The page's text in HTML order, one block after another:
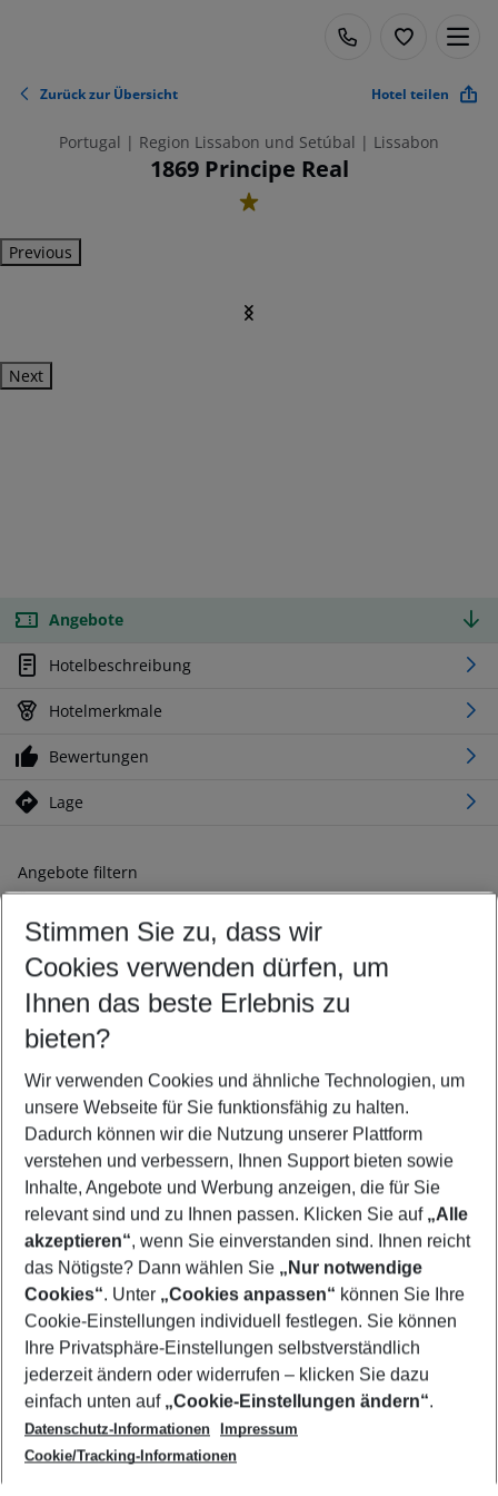
Zurück zur Übersicht Hotel teilen
Portugal | Region Lissabon und Setúbal | Lissabon
1869 Principe Real
1
Previous
Next
Angebote
Hotelbeschreibung
Hotelmerkmale
Bewertungen
Lage
Angebote filtern
Ändern Sie Ihre Kriterien nach Ihren Wünschen
Abflughafen wählen
Beliebiger Abflughafen
Reisezeitraum wählen
08.08.26– 06.08.27 5-8 Nächte
2 Erwachsene Keine Kinder
Mehr Filter anzeigen
Footer
Footer navigation
Über uns
AGB
Cookie-Einstellungen ändern
Cookie-Richtlinie
Datenschutz
Service & Hilfe
Barrierefreies Reisen
Check-in
Folgen Sie uns
Stimmen Sie zu, dass wir
Cookies verwenden dürfen, um
Ihnen das beste Erlebnis zu
bieten?
Wir verwenden Cookies und ähnliche Technologien, um
unsere Webseite für Sie funktionsfähig zu halten.
Dadurch können wir die Nutzung unserer Plattform
verstehen und verbessern, Ihnen Support bieten sowie
Inhalte, Angebote und Werbung anzeigen, die für Sie
relevant sind und zu Ihnen passen. Klicken Sie auf „Alle
akzeptieren“, wenn Sie einverstanden sind. Ihnen reicht
das Nötigste? Dann wählen Sie „Nur notwendige
Cookies“. Unter „Cookies anpassen“ können Sie Ihre
Cookie-Einstellungen individuell festlegen. Sie können
Ihre Privatsphäre-Einstellungen selbstverständlich
jederzeit ändern oder widerrufen – klicken Sie dazu
einfach unten auf „Cookie-Einstellungen ändern“.
Datenschutz-Informationen
Impressum
Cookie/Tracking-Informationen